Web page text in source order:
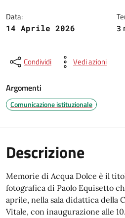
Data:
14 Aprile 2026 3
Condividi Vedi azioni
Argomenti
Comunicazione istituzionale
Descrizione
Memorie di Acqua Dolce è il
fotografica di Paolo Equisetto
aprile, nella sala didattica della
Vitale, con inaugurazione alle